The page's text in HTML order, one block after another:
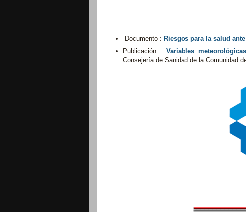
Documento : Riesgos para la salud
Publicación : Variables
Consejería de Sanidad de la Comunidad